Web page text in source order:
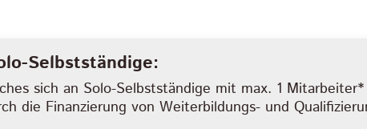
Selbstständige:
sich an Solo-Selbstständige mit max. 1
die Finanzierung von Weiterbildungs- und